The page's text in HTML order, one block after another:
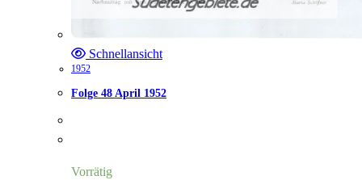
Schnellansicht
1952
Folge 48 April 1952
Vorrätig